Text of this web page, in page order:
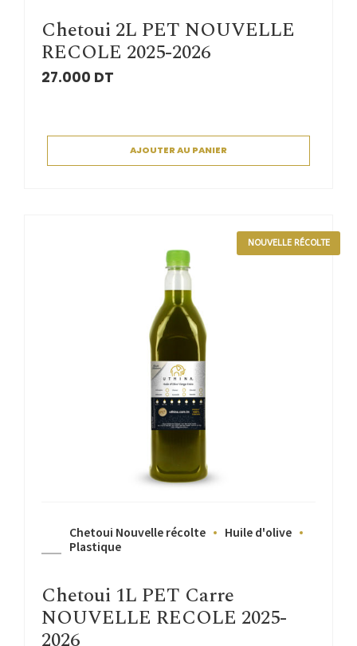
Chetoui 2L PET NOUVELLE
RECOLE 2025-2026
27.000 DT
AJOUTER AU PANIER
NOUVELLE RÉCOLTE
Chetoui Nouvelle récolte
Huile d'olive
Plastique
Chetoui 1L PET Carre
NOUVELLE RECOLE 2025-
2026